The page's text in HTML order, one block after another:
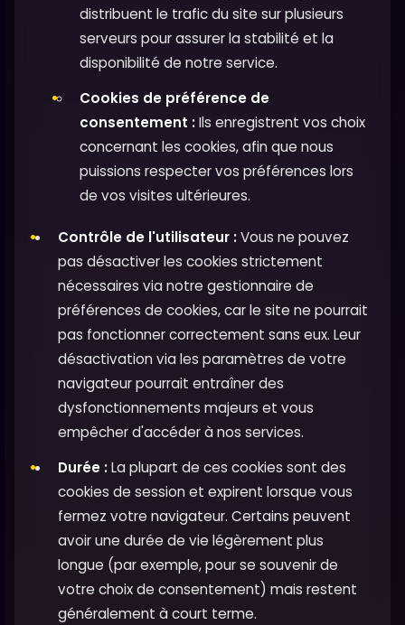
distribuent le trafic du site sur plusieurs
serveurs pour assurer la stabilité et la
disponibilité de notre service.
Cookies de préférence de
consentement :Ils enregistrent vos choix
concernant les cookies, afin que nous
puissions respecter vos préférences lors
de vos visites ultérieures.
Contrôle de l'utilisateur :Vous ne pouvez
pas désactiver les cookies strictement
nécessaires via notre gestionnaire de
préférences de cookies, car le site ne pourrait
pas fonctionner correctement sans eux. Leur
désactivation via les paramètres de votre
navigateur pourrait entraîner des
dysfonctionnements majeurs et vous
empêcher d'accéder à nos services.
Durée :La plupart de ces cookies sont des
cookies de session et expirent lorsque vous
fermez votre navigateur. Certains peuvent
avoir une durée de vie légèrement plus
longue (par exemple, pour se souvenir de
votre choix de consentement) mais restent
généralement à court terme.